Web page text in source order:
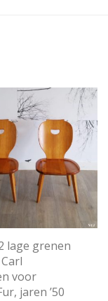
lage grenen
voor
jaren ’50